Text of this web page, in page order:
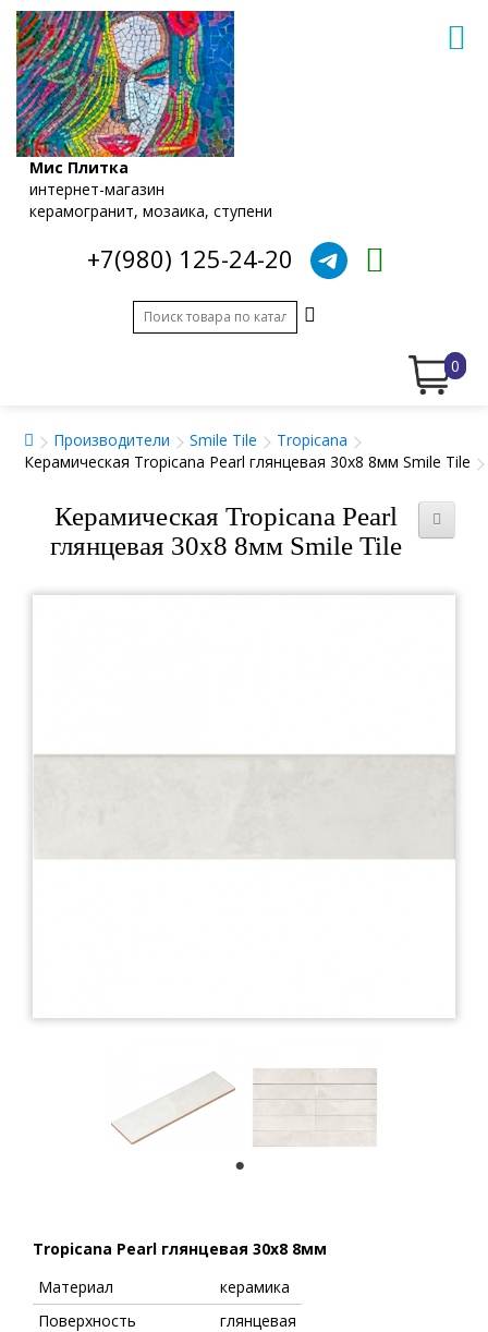
Мис Плитка
интернет-магазин
керамогранит, мозаика, ступени
+7(980) 125-24-20
0
Производители Smile Tile
Tropicana
Керамическая Tropicana Pearl глянцевая 30x8 8мм Smile Tile
Керамическая Tropicana Pearl
глянцевая 30x8 8мм Smile Tile
Tropicana Pearl глянцевая 30x8 8мм
Материал
керамика
Поверхность
глянцевая